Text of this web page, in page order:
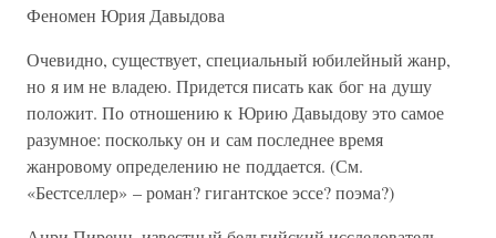
Феномен Юрия Давыдова
Очевидно, существует, специальный юбилейный жанр,
но я им не владею. Придется писать как бог на душу
положит. По отношению к Юрию Давыдову это самое
разумное: поскольку он и сам последнее время
жанровому определению не поддается. (См.
«Бестселлер» – роман? гигантское эссе? поэма?)